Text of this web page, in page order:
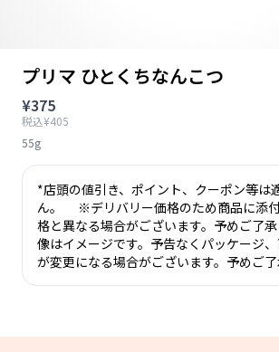
プリマ ひとくちなんこつ
¥375
税込¥405
55g
*店頭の値引き、ポイント、クーポン等は
ん。 ※デリバリー価格のため商品に添
格と異なる場合がございます。予めご了
像はイメージです。予告なくパッケージ
が変更になる場合がございます。予めご了